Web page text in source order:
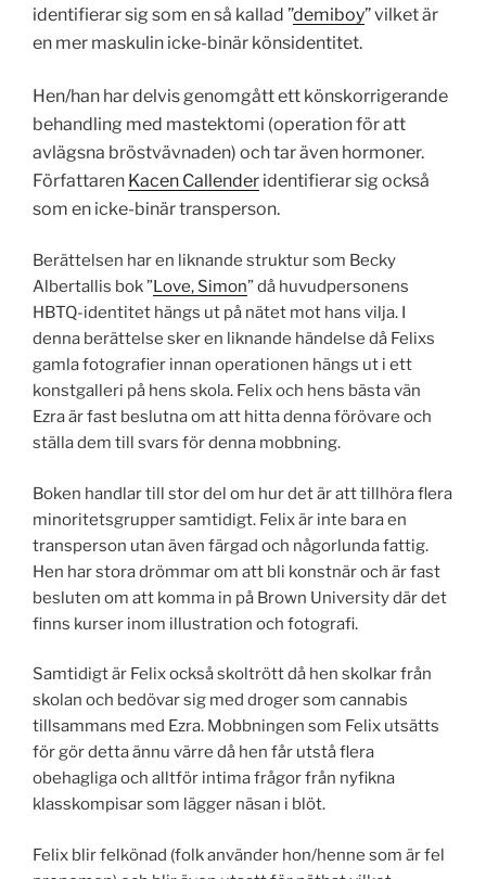
identifierar sig som en så kallad ”demiboy” vilket är
en mer maskulin icke-binär könsidentitet.
Hen/han har delvis genomgått ett könskorrigerande
behandling med mastektomi (operation för att
avlägsna bröstvävnaden) och tar även hormoner.
Författaren Kacen Callender identifierar sig också
som en icke-binär transperson.
Berättelsen har en liknande struktur som Becky
Albertallis bok ”Love, Simon” då huvudpersonens
HBTQ-identitet hängs ut på nätet mot hans vilja. I
denna berättelse sker en liknande händelse då Felixs
gamla fotografier innan operationen hängs ut i ett
konstgalleri på hens skola. Felix och hens bästa vän
Ezra är fast beslutna om att hitta denna förövare och
ställa dem till svars för denna mobbning.
Boken handlar till stor del om hur det är att tillhöra flera
minoritetsgrupper samtidigt. Felix är inte bara en
transperson utan även färgad och någorlunda fattig.
Hen har stora drömmar om att bli konstnär och är fast
besluten om att komma in på Brown University där det
finns kurser inom illustration och fotografi.
Samtidigt är Felix också skoltrött då hen skolkar från
skolan och bedövar sig med droger som cannabis
tillsammans med Ezra. Mobbningen som Felix utsätts
för gör detta ännu värre då hen får utstå flera
obehagliga och alltför intima frågor från nyfikna
klasskompisar som lägger näsan i blöt.
Felix blir felkönad (folk använder hon/henne som är fel